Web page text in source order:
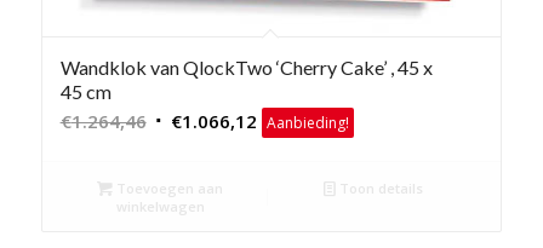
Wandklok van QlockTwo ‘Cherry Cake’ , 45 x
45 cm
€1.264,46 Oorspronkelijke
€1.264,46.
€1.066,12Huidige
prijs
€1.066,12.
Aanbieding!
Toevoegen aan
winkelwagen
Toon details